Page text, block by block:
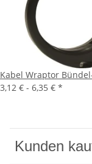
Kabel Wraptor
3,12 € - 6,35 € *
Kunden